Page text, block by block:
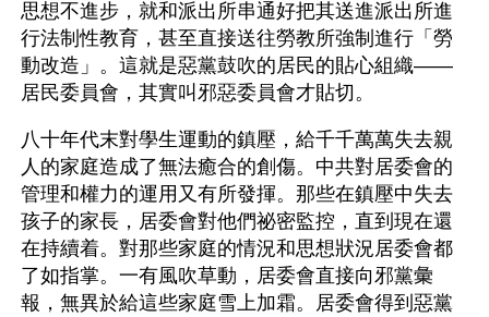
思想不進步，就和派出所串通好把其送進派出所進
行法制性教育，甚至直接送往勞教所強制進行「勞
動改造」。這就是惡黨鼓吹的居民的貼心組織——
居民委員會，其實叫邪惡委員會才貼切。
八十年代末對學生運動的鎮壓，給千千萬萬失去親
人的家庭造成了無法癒合的創傷。中共對居委會的
管理和權力的運用又有所發揮。那些在鎮壓中失去
孩子的家長，居委會對他們祕密監控，直到現在還
在持續着。對那些家庭的情況和思想狀況居委會都
了如指掌。一有風吹草動，居委會直接向邪黨彙
報，無異於給這些家庭雪上加霜。居委會得到惡黨